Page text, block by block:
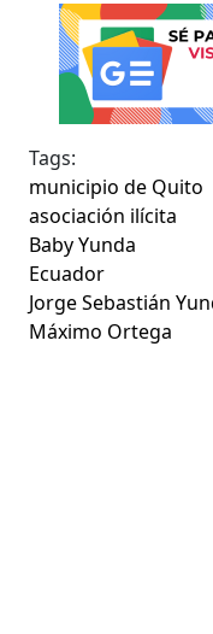
Tags:
municipio de Quito
asociación ilícita
Baby Yunda
Ecuador
Jorge Sebastián
Máximo Ortega